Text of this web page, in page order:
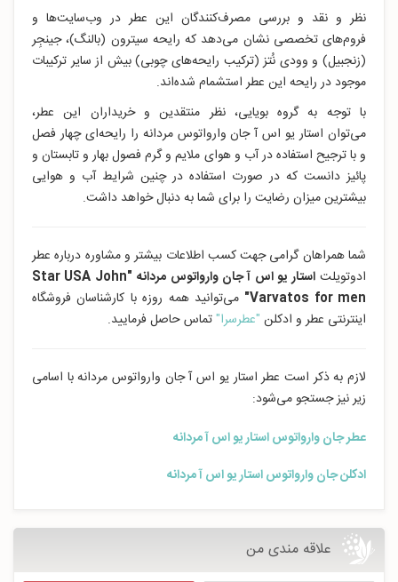
نظر و نقد و بررسی مصرف‌کنندگان این عطر در وب‌سایت‌ها و
فروم‌های تخصصی نشان می‌دهد که رایحه سیترون (بالنگ)، جینجِر
(زنجبیل) و وودی نُتز (ترکیب رایحه‌های چوبی) بیش از سایر ترکیبات
موجود در رایحه این عطر استشمام شده‌اند.
با توجه به گروه بویایی، نظر منتقدین و خریداران این عطر،
می‌توان استار یو اس آ جان وارواتوس مردانه را رایحه‌ای چهار فصل
و با ترجیح استفاده در آب و هوای ملایم و گرم فصول بهار و تابستان و
پائیز دانست که در صورت استفاده در چنین شرایط آب و هوایی
بیشترین میزان رضایت را برای شما به دنبال خواهد داشت.
شما همراهان گرامی جهت کسب اطلاعات بیشتر و مشاوره درباره عطر
ادوتویلتاستار یو اس آ جان وارواتوس مردانه "Star USA John
Varvatos for men" می‌توانید همه روزه با کارشناسان فروشگاه
اینترنتی عطر و ادکلن "عطرسرا"تماس حاصل فرمایید.
لازم به ذکر است عطر استار یو اس آ جان وارواتوس مردانه با اسامی
زیر نیز جستجو می‌شود:
عطر جان وارواتوس استار یو اس آ مردانه
ادکلن جان وارواتوس استار یو اس آ مردانه
علاقه مندی من